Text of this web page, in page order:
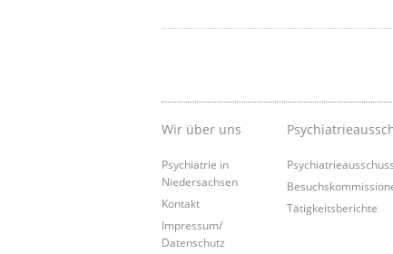
Wir über uns
Psychiatrie in
Niedersachsen
Kontakt
Impressum/
Datenschutz
Psychiatrieausschuss
Tätigkeitsberichte